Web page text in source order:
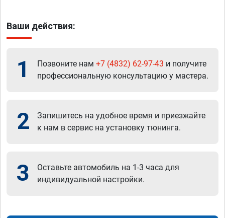
Ваши действия:
1 Позвоните нам +7 (4832) 62-97-43 и получите
профессиональную консультацию у мастера.
2
Запишитесь на удобное время и приезжайте
к нам в сервис на установку тюнинга.
3
Оставьте автомобиль на 1-3 часа для
индивидуальной настройки.